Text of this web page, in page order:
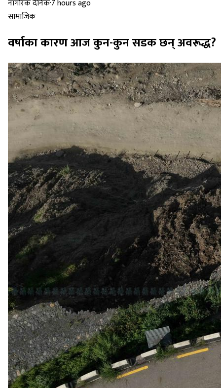
नागरिक दैनिक·7 hours ago
सामाजिक
वर्षाका कारण आज कुन-कुन सडक छन् अवरूद्ध?